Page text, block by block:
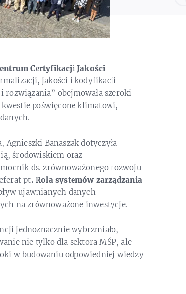
Certyfikacji Jakości
jakości i kodyfikacji
rozwiązania” obejmowała szeroki
kwestie poświęcone klimatowi,
Agnieszki Banaszak dotyczyła
środowiskiem oraz
ds. zrównoważonego rozwoju
pt. Rola systemów zarządzania
ujawnianych danych
na zrównoważone inwestycje.
jednoznacznie wybrzmiało,
nie tylko dla sektora MŚP, ale
w budowaniu odpowiedniej wiedzy